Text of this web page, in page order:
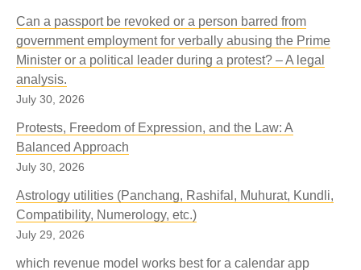
Can a passport be revoked or a person barred from
government employment for verbally abusing the Prime
Minister or a political leader during a protest? – A legal
analysis.
July 30, 2026
Protests, Freedom of Expression, and the Law: A
Balanced Approach
July 30, 2026
Astrology utilities (Panchang, Rashifal, Muhurat, Kundli,
Compatibility, Numerology, etc.)
July 29, 2026
which revenue model works best for a calendar app